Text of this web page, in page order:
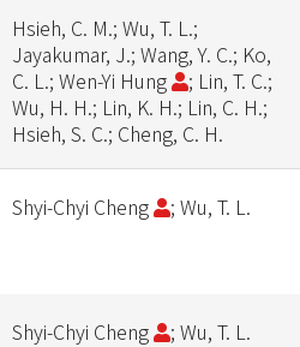
Hsieh, C. M.; Wu, T. L.;
Jayakumar, J.; Wang, Y. C.; Ko,
C. L.; Wen-Yi Hung
; Lin, T. C.;
Wu, H. H.; Lin, K. H.; Lin, C. H.;
Hsieh, S. C.; Cheng, C. H.
Shyi-Chyi Cheng ; Wu, T. L.
Shyi-Chyi Cheng ; Wu, T. L.